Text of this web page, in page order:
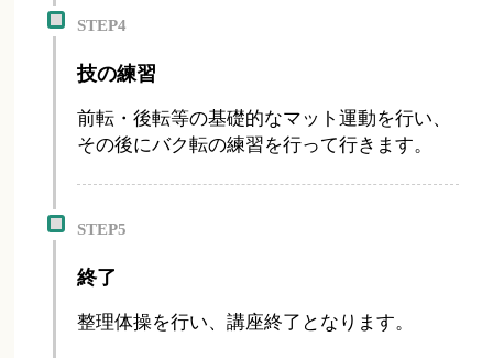
STEP4
技の練習
前転・後転等の基礎的なマット運動を行い、
その後にバク転の練習を行って行きます。
STEP5
終了
整理体操を行い、講座終了となります。